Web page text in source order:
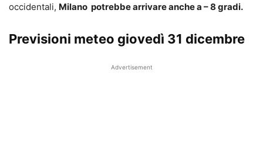
occidentali, Milano potrebbe arrivare anche a – 8 gradi.
Previsioni meteo giovedì 31 dicembre
Advertisement